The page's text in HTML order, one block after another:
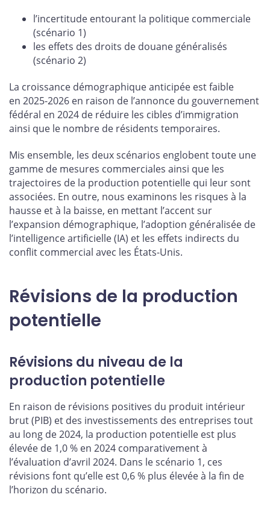
l’incertitude entourant la politique commerciale
(scénario 1)
les effets des droits de douane généralisés
(scénario 2)
La croissance démographique anticipée est faible
en 2025-2026 en raison de l’annonce du gouvernement
fédéral en 2024 de réduire les cibles d’immigration
ainsi que le nombre de résidents temporaires.
Mis ensemble, les deux scénarios englobent toute une
gamme de mesures commerciales ainsi que les
trajectoires de la production potentielle qui leur sont
associées. En outre, nous examinons les risques à la
hausse et à la baisse, en mettant l’accent sur
l’expansion démographique, l’adoption généralisée de
l’intelligence artificielle (IA) et les effets indirects du
conflit commercial avec les États-Unis.
Révisions de la production
potentielle
Révisions du niveau de la
production potentielle
En raison de révisions positives du produit intérieur
brut (PIB) et des investissements des entreprises tout
au long de 2024, la production potentielle est plus
élevée de 1,0 % en 2024 comparativement à
l’évaluation d’avril 2024. Dans le scénario 1, ces
révisions font qu’elle est 0,6 % plus élevée à la fin de
l’horizon du scénario.